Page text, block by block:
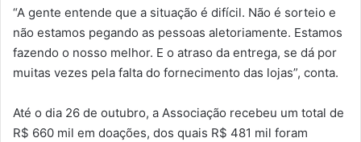
“A gente entende que a situação é difícil. Não é sorteio e
não estamos pegando as pessoas aletoriamente. Estamos
fazendo o nosso melhor. E o atraso da entrega, se dá por
muitas vezes pela falta do fornecimento das lojas”, conta.
Até o dia 26 de outubro, a Associação recebeu um total de
R$ 660 mil em doações, dos quais R$ 481 mil foram